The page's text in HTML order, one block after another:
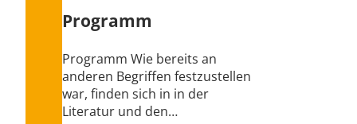
Programm
Programm Wie bereits an
anderen Begriffen festzustellen
war, finden sich in in der
Literatur und den…